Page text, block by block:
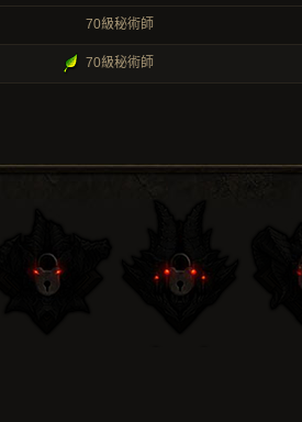
70級秘術師
70級秘術師